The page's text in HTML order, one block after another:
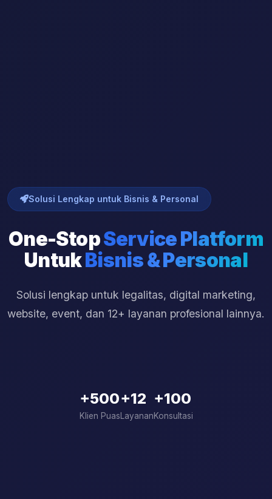
Solusi Lengkap untuk Bisnis & Personal
One-StopService Platform
UntukBisnis & Personal
Solusi lengkap untuk legalitas, digital marketing,
website, event, dan 12+ layanan profesional lainnya.
+500
Klien Puas
+12
Layanan
+100
Konsultasi